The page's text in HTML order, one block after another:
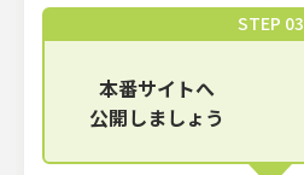
STEP 03
本番サイトへ
公開しましょう